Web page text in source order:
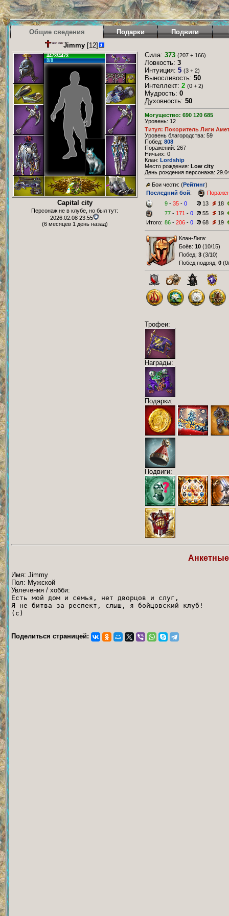
Общие сведения Подарки Подвиги
Jimmy [12]
4473/4473
8/8
Capital city
Персонаж не в клубе, но был тут:
2026.02.08 23:55
(6 месяцев 1 день назад)
Сила: 373 (207 + 166)
Ловкость: 3
Интуиция: 5 (3 + 2)
Выносливость: 50
Интеллект: 2 (0 + 2)
Мудрость: 0
Духовность: 50
Могущество: 690 120 685
Уровень: 12
Титул: Покоритель Лиги
Уровень благородства: 59
Побед: 808
Поражений: 267
Ничьих: 0
Клан: Lordship
Место рождения: Low city
День рождения персонажа:
Бои чести: (Рейтинг)
Последний бой:
9 - 35 - 0 13
18
77 - 171 - 0 55
19
Итого: 86 - 206 - 0 68 19
Клан-Лига:
Боёв: 10 (10/15)
Побед: 3 (3/10)
Побед подряд: 0 (
Трофеи:
Награды:
Подарки:
Подвиги:
Имя: Jimmy
Пол: Мужской
Увлечения / хобби:
Есть мой дом и семья, нет дворцов и слуг,
Я не битва за респект, слыш, я бойцовский клуб!
(с)
Поделиться страницей: